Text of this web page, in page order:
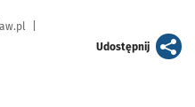
Udostępnijartykuł